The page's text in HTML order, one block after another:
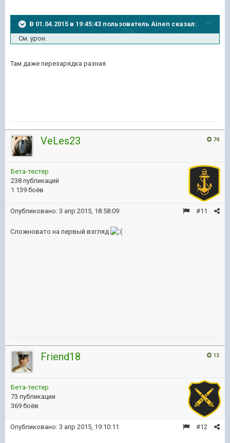
В 01.04.2015 в 19:45:43 пользователь Ainen сказал:
См. урон.
Там даже перезарядка разная
74
VeLes23
Бета-тестер
238 публикаций
1 139 боёв
#11
Опубликовано: 3 апр 2015, 18:58:09
Сложновато на первый взгляд
13
Friend18
Бета-тестер
73 публикации
369 боёв
#12
Опубликовано: 3 апр 2015, 19:10:11